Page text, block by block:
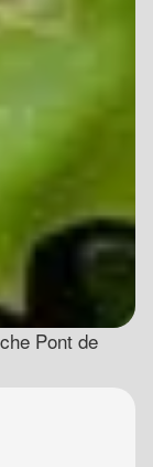
Pont de